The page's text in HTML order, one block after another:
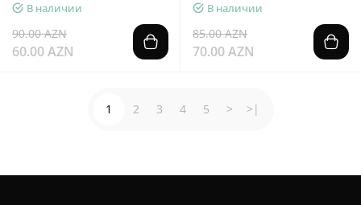
В наличии
90.00 AZN
60.00 AZN
В наличии
85.00 AZN
70.00 AZN
1 2 3 4 5 > >|